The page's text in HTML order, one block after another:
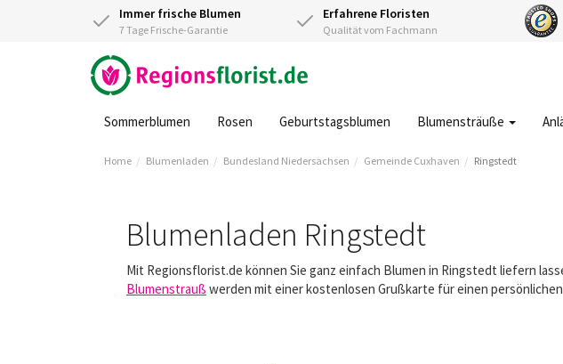
Immer frische Blumen
7 Tage Frische-Garantie
Erfahrene Floristen
Qualität vom Fachmann
Sommerblumen Rosen Geburtstagsblumen Blumensträuße
Home Blumenladen Bundesland Niedersachsen Gemeinde Cuxhaven Ringstedt
Blumenladen Ringstedt
Mit Regionsflorist.de können Sie ganz einfach Blumen in Ringstedt liefern
Blumenstrauß werden mit einer kostenlosen Grußkarte für einen